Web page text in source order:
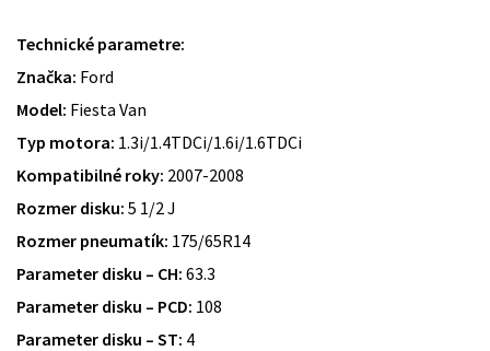
Technické parametre:
Značka: Ford
Model: Fiesta Van
Typ motora: 1.3i/1.4TDCi/1.6i/1.6TDCi
Kompatibilné roky: 2007-2008
Rozmer disku: 5 1/2 J
Rozmer pneumatík: 175/65R14
Parameter disku – CH: 63.3
Parameter disku – PCD: 108
Parameter disku – ST: 4